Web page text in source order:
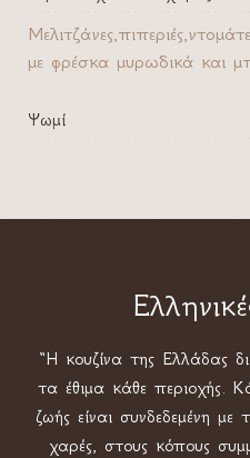
με φρέσκα μυρωδικά και
Ψωμί
“Η κουζίνα της Ελλάδας
τα έθιμα κάθε περιοχής.
ζωής είναι συνδεδεμένη με
χαρές, στους κόπους